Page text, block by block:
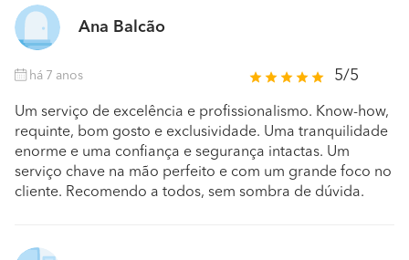
Ana Balcão
há 7 anos 5/5
Um serviço de excelência e profissionalismo. Know-how,
requinte, bom gosto e exclusividade. Uma tranquilidade
enorme e uma confiança e segurança intactas. Um
serviço chave na mão perfeito e com um grande foco no
cliente. Recomendo a todos, sem sombra de dúvida.